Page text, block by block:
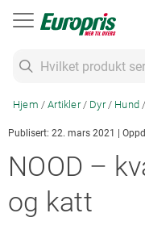
Hjem Artikler Dyr Hund
Publisert: 22. mars 2021 |
NOOD –
og katt